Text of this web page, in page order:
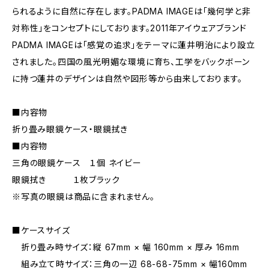
られるように自然に存在します。PADMA IMAGEは「幾何学と非
対称性」をコンセプトにしております。2011年アイウェアブランド
PADMA IMAGEは「感覚の追求」をテーマに蓮井明治により設立
されました。四国の風光明媚な環境に育ち、工学をバックボーン
に持つ蓮井のデザインは自然や図形等から由来しております。
■内容物
折り畳み眼鏡ケース・眼鏡拭き
■内容物
三角の眼鏡ケース １個 ネイビー
眼鏡拭き １枚ブラック
※写真の眼鏡は商品に含まれません。
■ケースサイズ
折り畳み時サイズ：縦 67mm × 幅 160mm × 厚み 16mm
組み立て時サイズ：三角の一辺 68-68-75mm × 幅160mm